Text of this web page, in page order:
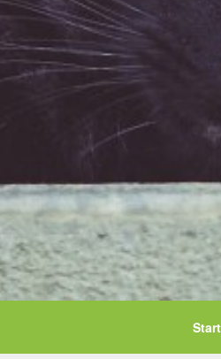
Start